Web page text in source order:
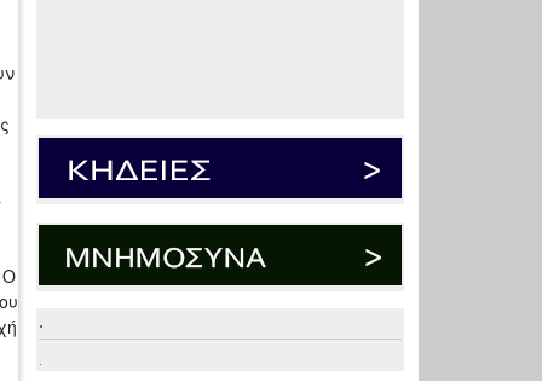
Ο
.
.